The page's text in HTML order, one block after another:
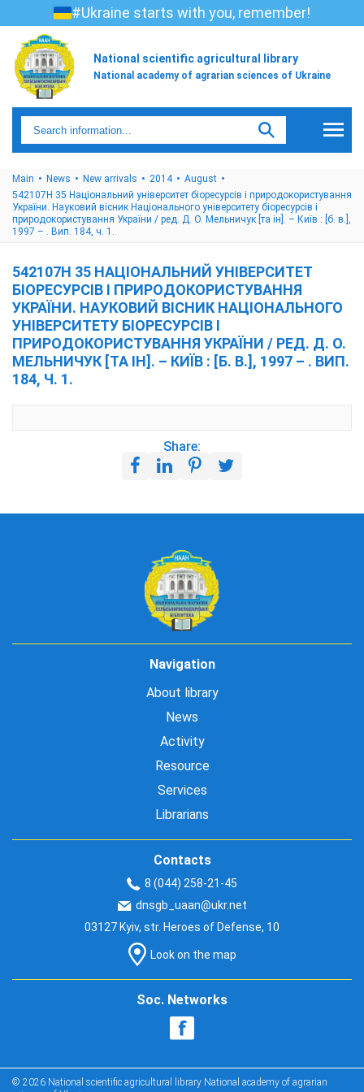
#Ukraine starts with you, remember!
National scientific agricultural library
National academy of agrarian sciences of Ukraine
Main News New arrivals 2014
August
542107Н 35 Національний університет біоресурсів і природокористування
України. Науковий вісник Національного університету біоресурсів і
природокористування України / ред. Д. О. Мельничук [та ін]. – Київ : [б. в.],
1997 – . Вип. 184, ч. 1.
542107Н 35 НАЦІОНАЛЬНИЙ УНІВЕРСИТЕТ
БІОРЕСУРСІВ І ПРИРОДОКОРИСТУВАННЯ
УКРАЇНИ. НАУКОВИЙ ВІСНИК НАЦІОНАЛЬНОГО
УНІВЕРСИТЕТУ БІОРЕСУРСІВ І
ПРИРОДОКОРИСТУВАННЯ УКРАЇНИ / РЕД. Д. О.
МЕЛЬНИЧУК [ТА ІН]. – КИЇВ : [Б. В.], 1997 – . ВИП.
184, Ч. 1.
Share:
Navigation
About library
News
Activity
Resource
Services
Librarians
Contacts
8 (044) 258-21-45
dnsgb_uaan@ukr.net
03127 Kyiv, str. Heroes of Defense, 10
Look on the map
Soc. Networks
© 2026 National scientific agricultural library National academy of agrarian